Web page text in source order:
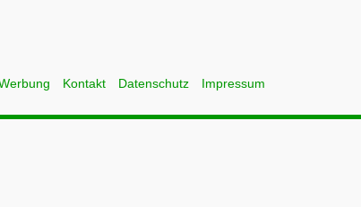
Kontakt Datenschutz Impressum